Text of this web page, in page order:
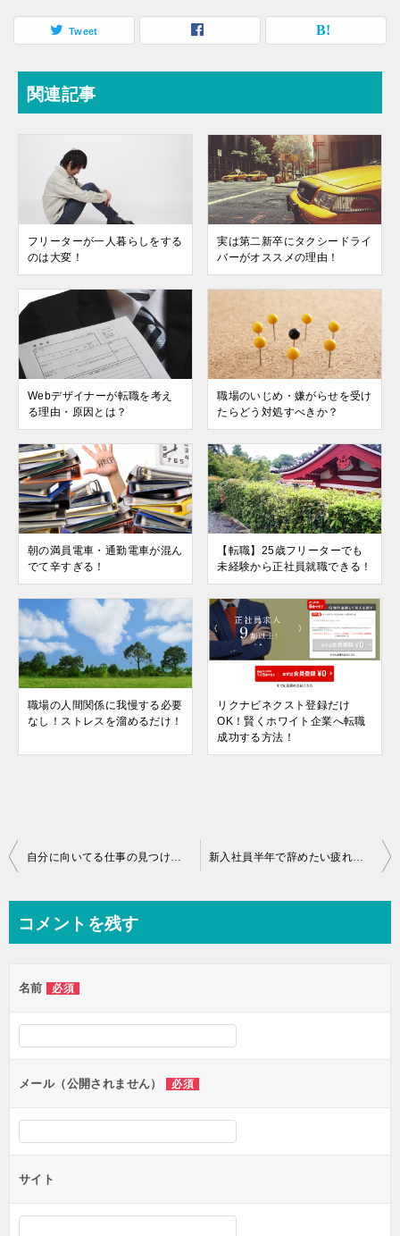
Tweet
関連記事
フリーターが一人暮らしをする
のは大変！
実は第二新卒にタクシードライ
バーがオススメの理由！
Webデザイナーが転職を考え
る理由・原因とは？
職場のいじめ・嫌がらせを受け
たらどう対処すべきか？
朝の満員電車・通勤電車が混ん
でて辛すぎる！
【転職】25歳フリーターでも
未経験から正社員就職できる！
職場の人間関係に我慢する必要
なし！ストレスを溜めるだけ！
リクナビネクスト登録だけ
OK！賢くホワイト企業へ転職
成功する方法！
投
ビ
ー
シ
ョ
ン
コメントを残す
名前 必須
メール（公開されません） 必須
サイト